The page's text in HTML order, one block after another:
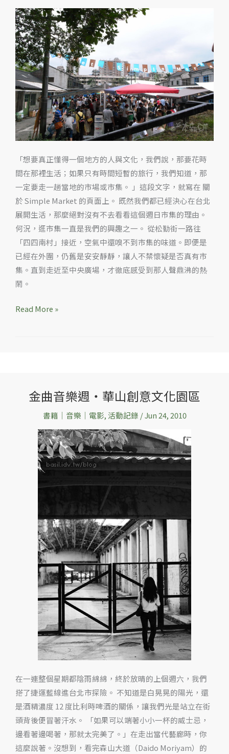
「想要真正懂得一個地方的人與文化，我們說，那要花時
間在那裡生活；如果只有時間短暫的旅行，我們知道，那
一定要走一趟當地的市場或市集。 」這段文字，就寫在 關
於 Simple Market 的頁面上。 既然我們都已經決心在台北
展開生活，那麼絕對沒有不去看看這個週日市集的理由。
何況，逛市集一直是我們的興趣之一。 從松勤街一路往
「四四南村」接近，空氣中還嗅不到市集的味道。即便是
已經在外圍，仍舊是安安靜靜，讓人不禁懷疑是否真有市
集。直到走近至中央廣場，才徹底感受到那人聲鼎沸的熱
鬧。
熱
情‧
Simple
Market
@
四
四
南
村
（信
民
館）
Read More »
金曲音樂週‧華山創意文化園區
書籍│音樂│電影, 活動記錄 /Jun 24, 2010
在一連整個星期都陰雨綿綿，終於放晴的上個週六，我們
搭了捷運藍線進台北市探險。 不知道是白晃晃的陽光，還
是酒精濃度 12 度比利時啤酒的關係，讓我們光是站立在街
頭背後便冒著汗水。 「如果可以端著小小一杯的威士忌，
邊看著邊喝著，那就太完美了。」在走出當代藝廊時，你
這麼說著。沒想到，看完森山大道（Daido Moriyam）的